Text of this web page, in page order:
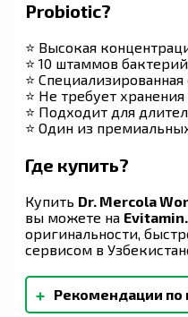
Probiotic?
⭐ Высокая
⭐ 10 штаммов бактерий
⭐
⭐ Не требует
⭐ Подходит для
⭐ Один из
Где купить?
Купить Dr. Mercola
вы можете на
оригинальности,
сервисом в
+ Рекомендации